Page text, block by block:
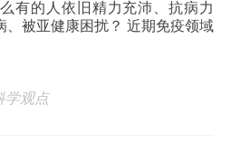
有的人依旧精力充沛、抗病力
、被亚健康困扰？ 近期免疫领域
学观点